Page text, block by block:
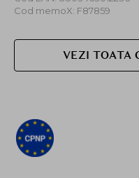
Cod memoX: F87859
VEZI TOATA